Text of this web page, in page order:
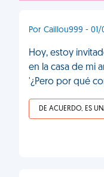
Por Caillou999 - 01/
Hoy, estoy
en la casa de mi
'¿Pero por qué
DE ACUERDO, ES